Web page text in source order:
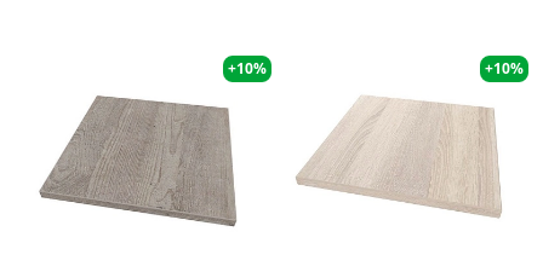
+10% +10%